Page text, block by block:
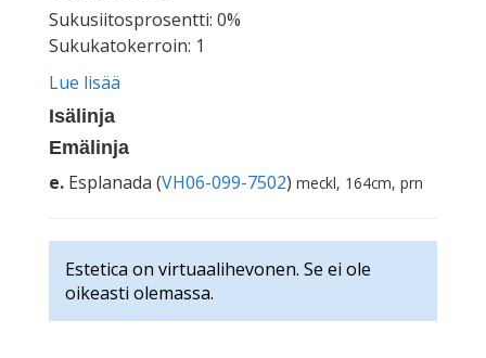
Sukusiitosprosentti: 0%
Sukukatokerroin: 1
Lue lisää
Isälinja
Emälinja
e. Esplanada (VH06-099-7502) meckl, 164cm, prn
Estetica on virtuaalihevonen. Se ei ole
oikeasti olemassa.